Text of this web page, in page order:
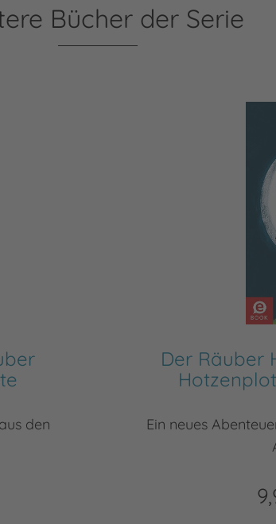
Bücher der Serie
den
Der Räuber
Ein neues